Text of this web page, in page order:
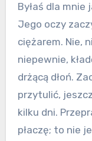
Byłaś dla mnie
Jego oczy
ciężarem. Nie,
niepewnie,
drżącą dłoń.
przytulić,
kilku dni.
płaczę; to nie